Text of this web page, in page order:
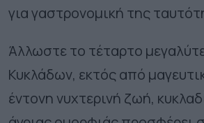
για γαστρονομική της
Άλλωστε το τέταρτο
Κυκλάδων, εκτός από
έντονη νυχτερινή ζωή,